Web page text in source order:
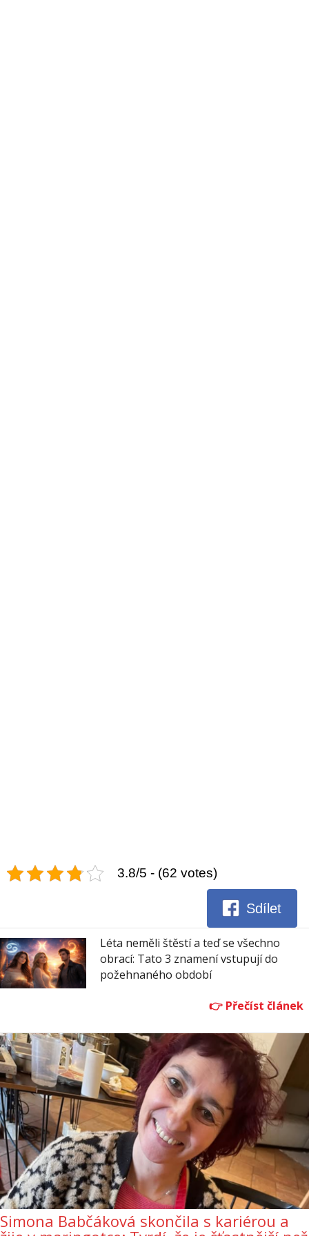
3.8/5 - (62 votes)
Sdílet
Léta neměli štěstí a teď se všechno
obrací: Tato 3 znamení vstupují do
požehnaného období
Simona Babčáková skončila s kariérou a